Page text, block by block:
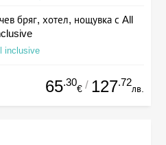
бряг, хотел, нощувка с All
inclusive
65.30
€ / 127.72
лв.